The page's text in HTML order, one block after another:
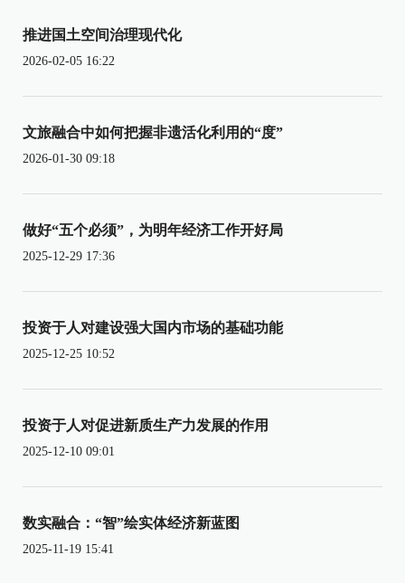
推进国土空间治理现代化
2026-02-05 16:22
文旅融合中如何把握非遗活化利用的“度”
2026-01-30 09:18
做好“五个必须”，为明年经济工作开好局
2025-12-29 17:36
投资于人对建设强大国内市场的基础功能
2025-12-25 10:52
投资于人对促进新质生产力发展的作用
2025-12-10 09:01
数实融合：“智”绘实体经济新蓝图
2025-11-19 15:41